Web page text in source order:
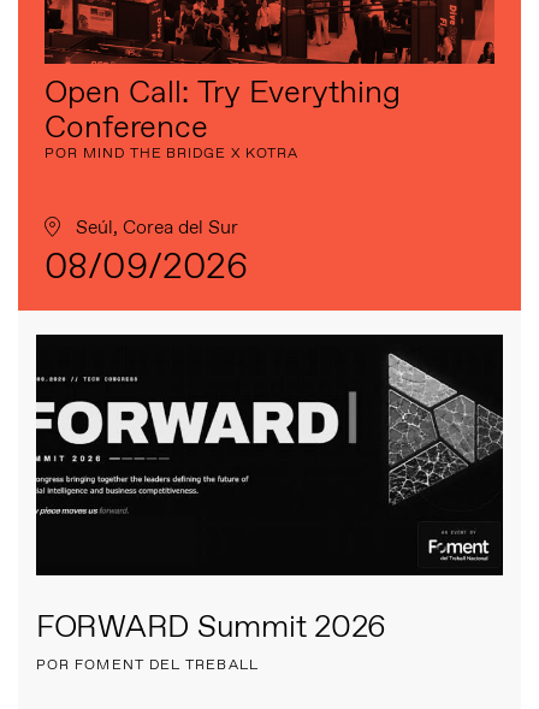
Open Call: Try Everything
Conference
POR MIND THE BRIDGE X KOTRA
Seúl, Corea del Sur
08/09/2026
FORWARD Summit 2026
POR FOMENT DEL TREBALL